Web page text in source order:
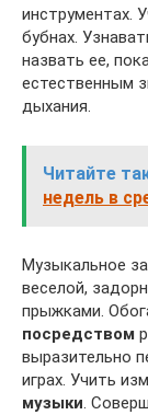
инструментах.
бубнах.
назвать ее,
естественным
дыхания.
Читайте
недель в
Музыкальное
веселой,
прыжками.
посредством
выразительно
играх. Учить
музыки.